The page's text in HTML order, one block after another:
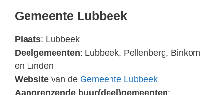
Gemeente Lubbeek
Plaats: Lubbeek
Deelgemeenten: Lubbeek, Pellenberg, Binkom
en Linden
Website van de Gemeente Lubbeek
Aangrenzende buur(deel)gemeenten: